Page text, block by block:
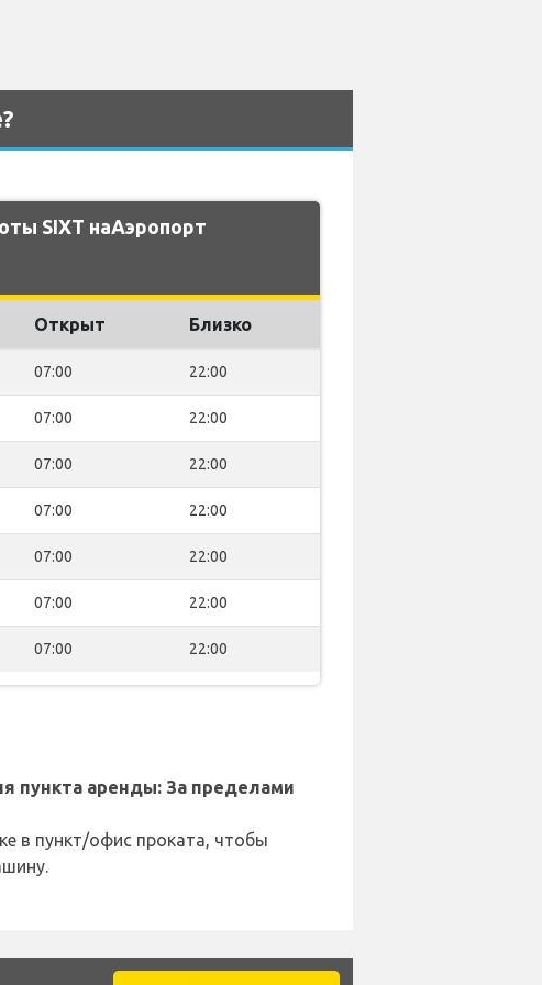
SIXT наАэропорт
Открыт Близко
07:00 22:00
07:00 22:00
07:00 22:00
07:00 22:00
07:00 22:00
07:00 22:00
07:00 22:00
пункта аренды: За пределами
в пункт/офис проката, чтобы